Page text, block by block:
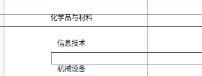
化学品与材料
信息技术
机械设备